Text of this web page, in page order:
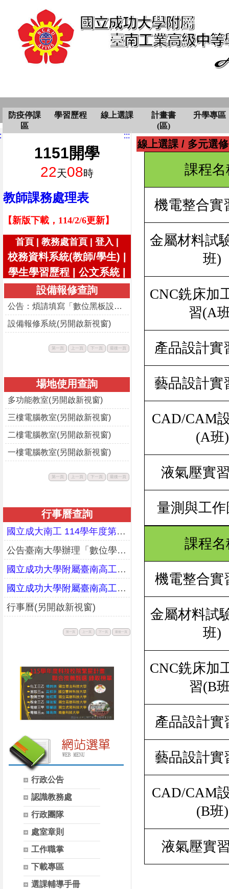
防疫停課
區
學習歷程 線上選課
計畫書
(區)
升學專區
1151開學
22天08時
教師課務處理表
【新版下載，114/2/6更新】
首頁 | 教務處首頁 | 登入 |
校務資料系統(教師/學生)
學生學習歷程
公文系統|
設備報修查詢
公告：煩請填寫「數位黑板設備使用回饋表」
設備報修系統(另開啟新視窗)
第一頁
此
按
上一頁
此
按
下一頁
此
按
最後一頁
此
按
場地使用查詢
多功能教室(另開啟新視窗)
三樓電腦教室(另開啟新視窗)
二樓電腦教室(另開啟新視窗)
一樓電腦教室(另開啟新視窗)
第一頁
此
按
上一頁
此
按
下一頁
此
按
最後一頁
此
按
行事曆查詢
國立成大南工 114學年度第二學期期末暨暑假行事曆(更正)
公告臺南大學辦理「數位學習教師增能研習工作坊」課程資訊
國立成功大學附屬臺南高工114學年度第一學期行事曆(校務會議通過版)
國立成功大學附屬臺南高工113學年度第二學期行事曆(校務會議通過版)
行事曆(另開啟新視窗)
第一頁
按
上一頁
按
下一頁
按
最後一頁
按
行政公告
認識教務處
行政團隊
處室章則
工作職掌
下載專區
選課輔導手冊
:::
線上選課 / 多元選修
課程名
機電整合實
金屬材料試
班)
CNC銑床加
習(A
產品設計實
藝品設計實
CAD/CAM
(A班)
液氣壓實
量測與工
課程名
機電整合實
金屬材料試
班)
CNC銑床加
習(B
產品設計實
藝品設計實
CAD/CAM
(B班)
液氣壓實